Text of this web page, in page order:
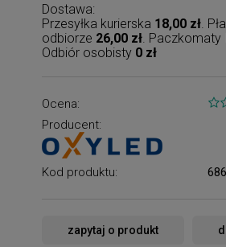
Dostawa:
Przesyłka kurierska 18,00 zł .
odbiorze 26,00 zł .
Odbiór osobisty 0 zł
Ocena:
Producent:
Kod produktu:
zapytaj o produkt